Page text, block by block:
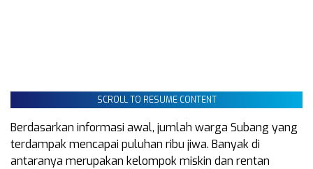
SCROLL TO RESUME CONTENT
Berdasarkan informasi awal, jumlah warga Subang yang
terdampak mencapai puluhan ribu jiwa. Banyak di
antaranya merupakan kelompok miskin dan rentan